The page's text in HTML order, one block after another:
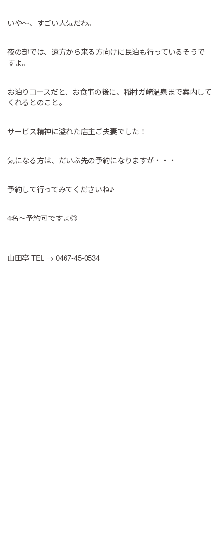
いや～、すごい人気だわ。
夜の部では、遠方から来る方向けに民泊も行っているそうで
すよ。
お泊りコースだと、お食事の後に、稲村ガ崎温泉まで案内して
くれるとのこと。
サービス精神に溢れた店主ご夫妻でした！
気になる方は、だいぶ先の予約になりますが・・・
予約して行ってみてくださいね♪
4名～予約可ですよ◎
山田亭 TEL → 0467-45-0534